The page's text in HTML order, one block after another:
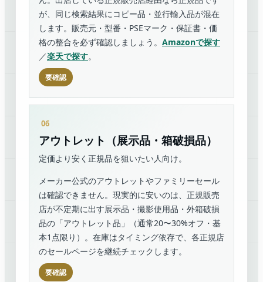
が、同じ検索結果にコピー品・並行輸入品が混在
します。販売元・型番・PSEマーク・保証書・価
格の整合を必ず確認しましょう。 Amazonで探す
／楽天で探す。
要確認
アウトレット（展示品・箱破損品）
定価より安く正規品を狙いたい人向け。
メーカー公式のアウトレットやファミリーセール
は確認できません。現実的に安いのは、正規販売
店が不定期に出す展示品・撮影使用品・外箱破損
品の「アウトレット品」（通常20〜30%オフ・基
本1点限り）。在庫はタイミング依存で、各正規店
のセールページを継続チェックします。
要確認